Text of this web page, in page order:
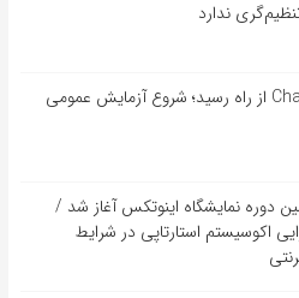
ندارد
رقیب چینی ChatGPT از راه رسید؛ شروع آزمایش عمومی
دوره نمایشگاه اینوتکس آغاز شد /
اکوسیستم استارتاپی در شرایط